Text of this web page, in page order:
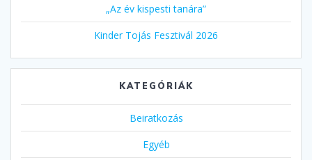
„Az év kispesti tanára”
Kinder Tojás Fesztivál 2026
KATEGÓRIÁK
Beiratkozás
Egyéb